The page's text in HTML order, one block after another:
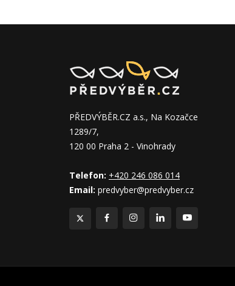
PŘEDVÝBĚR.CZ a.s., Na Kozačce
1289/7,
120 00 Praha 2 - Vinohrady
Telefon: +420 246 086 014
Email: predvyber@predvyber.cz